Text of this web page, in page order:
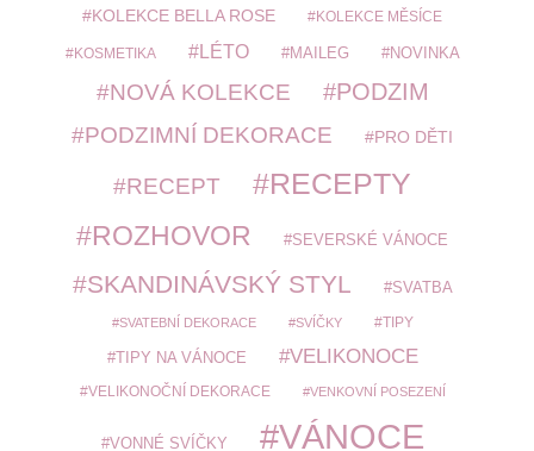
KOLEKCE BELLA ROSE KOLEKCE MĚSÍCE
KOSMETIKA LÉTO MAILEG NOVINKA
NOVÁ KOLEKCE PODZIM
PODZIMNÍ DEKORACE PRO DĚTI
RECEPT RECEPTY
ROZHOVOR SEVERSKÉ VÁNOCE
SKANDINÁVSKÝ STYL SVATBA
SVATEBNÍ DEKORACE SVÍČKY TIPY
TIPY NA VÁNOCE VELIKONOCE
VELIKONOČNÍ DEKORACE VENKOVNÍ POSEZENÍ
VONNÉ SVÍČKY VÁNOCE